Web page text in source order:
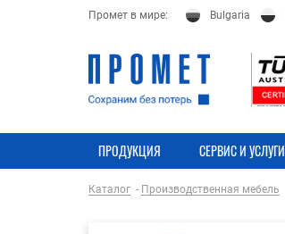
Промет в мире: Bulgaria
ПРОДУКЦИЯ СЕРВИС И УСЛУГИ
Каталог Производственная мебель